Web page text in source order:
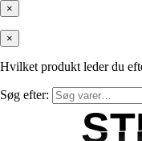
×
×
Hvilket produkt leder du
Søg efter: